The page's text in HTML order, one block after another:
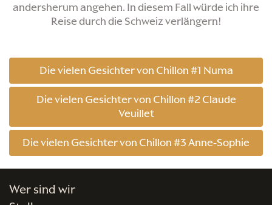
andersherum angehen. In diesem Fall würde ich ihre
Reise durch die Schweiz verlängern!
Die vielen Gesichter von Chillon #1 Numa
Die vielen Gesichter von Chillon #2 Claude
Veuillet
Die vielen Gesichter von Chillon #3 Anne-Sophie
Wer sind wir